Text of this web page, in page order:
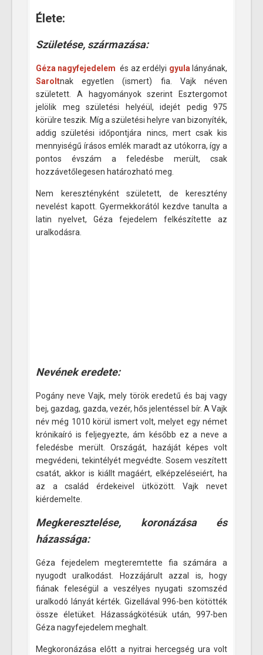
Élete:
Születése, származása:
Géza nagyfejedelem és az erdélyi gyula lányának,
Saroltnak egyetlen (ismert) fia. Vajk néven
született. A hagyományok szerint Esztergomot
jelölik meg születési helyéül, idejét pedig 975
körülre teszik. Míg a születési helyre van bizonyíték,
addig születési időpontjára nincs, mert csak kis
mennyiségű írásos emlék maradt az utókorra, így a
pontos évszám a feledésbe merült, csak
hozzávetőlegesen határozható meg.
Nem keresztényként született, de keresztény
nevelést kapott. Gyermekkorától kezdve tanulta a
latin nyelvet, Géza fejedelem felkészítette az
uralkodásra.
Nevének eredete:
Pogány neve Vajk, mely török eredetű és baj vagy
bej, gazdag, gazda, vezér, hős jelentéssel bír. A Vajk
név még 1010 körül ismert volt, melyet egy német
krónikaíró is feljegyezte, ám később ez a neve a
feledésbe merült. Országát, hazáját képes volt
megvédeni, tekintélyét megvédte. Sosem veszített
csatát, akkor is kiállt magáért, elképzeléseiért, ha
az a család érdekeivel ütközött. Vajk nevet
kiérdemelte.
Megkeresztelése, koronázása és
házassága:
Géza fejedelem megteremtette fia számára a
nyugodt uralkodást. Hozzájárult azzal is, hogy
fiának feleségül a veszélyes nyugati szomszéd
uralkodó lányát kérték. Gizellával 996-ben kötötték
össze életüket. Házasságkötésük után, 997-ben
Géza nagyfejedelem meghalt.
Megkoronázása előtt a nyitrai hercegség ura volt